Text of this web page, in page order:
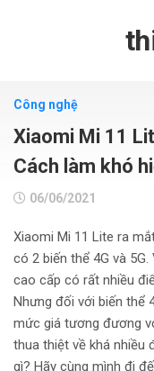
Công nghệ
Xiaomi Mi 11
Cách làm khó
06/06/2021
Xiaomi Mi 11 Lite ra
có 2 biến thể 4G và
cao cấp có rất nhiều
Nhưng đối với biến thể
mức giá tương đương
thua thiệt về khá nhiều
gì? Hãy cùng mình đi